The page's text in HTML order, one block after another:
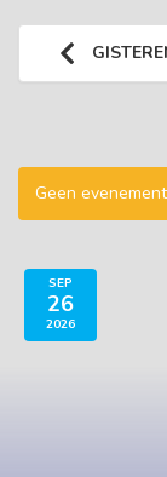
KALENDER
UITSTAPJES
Geen
SEP
26
2026